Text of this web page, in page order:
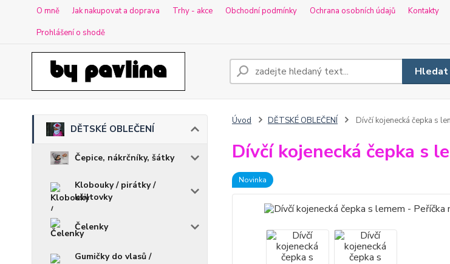
O mně Jak nakupovat a doprava Trhy - akce Obchodní podmínky Ochrana osobních údajů Kontakty
Prohlášení o shodě
Hledat
DĚTSKÉ OBLEČENÍ
Čepice, nákrčníky, šátky
Klobouky / pirátky /
kšiltovky
Čelenky
Gumičky do vlasů /
Úvod DĚTSKÉ OBLEČENÍ Dívčí kojenecká čepka s
Dívčí kojenecká čepka s
Novinka